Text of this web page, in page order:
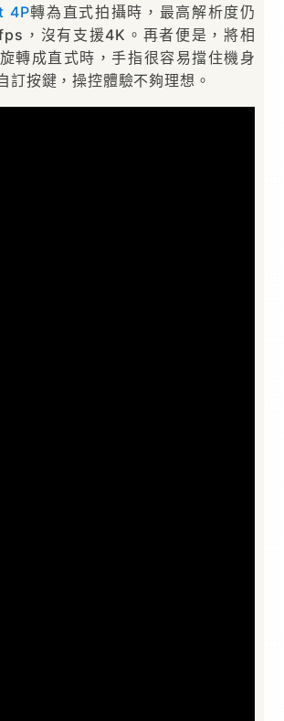
4P轉為直式拍攝時，最高解析度仍
，沒有支援4K。再者便是，將相
轉成直式時，手指很容易擋住機身
訂按鍵，操控體驗不夠理想。